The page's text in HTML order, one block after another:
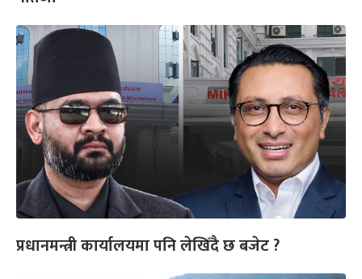
प्रधानमन्त्री कार्यालयमा पनि लेखिँदै छ बजेट ?